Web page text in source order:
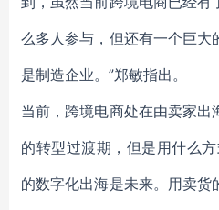
么多人参与，但还有一个巨大
是制造企业。”郑敏指出。
当前，跨境电商处在由卖家
的转型过渡期，但是用什么
的数字化出海是未来。用卖货